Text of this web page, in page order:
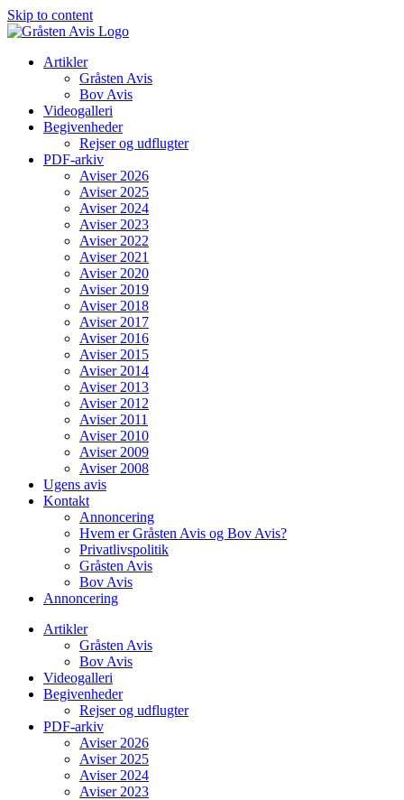
Skip to content
Artikler
Gråsten Avis
Bov Avis
Videogalleri
Begivenheder
Rejser og udflugter
PDF-arkiv
Aviser 2026
Aviser 2025
Aviser 2024
Aviser 2023
Aviser 2022
Aviser 2021
Aviser 2020
Aviser 2019
Aviser 2018
Aviser 2017
Aviser 2016
Aviser 2015
Aviser 2014
Aviser 2013
Aviser 2012
Aviser 2011
Aviser 2010
Aviser 2009
Aviser 2008
Ugens avis
Kontakt
Annoncering
Hvem er Gråsten Avis og Bov Avis?
Privatlivspolitik
Gråsten Avis
Bov Avis
Annoncering
Artikler
Gråsten Avis
Bov Avis
Videogalleri
Begivenheder
Rejser og udflugter
PDF-arkiv
Aviser 2026
Aviser 2025
Aviser 2024
Aviser 2023